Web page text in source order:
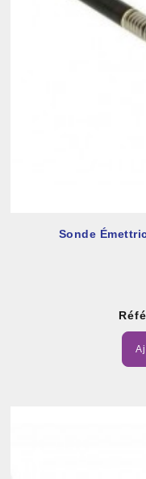
Sonde